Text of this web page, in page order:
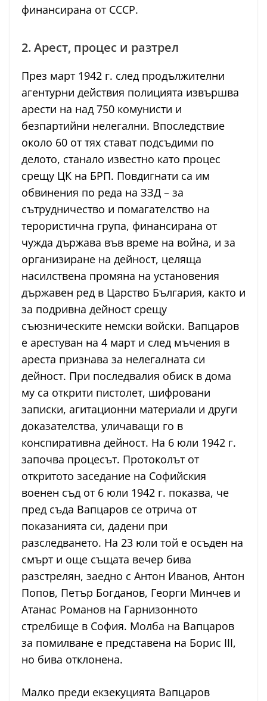
финансирана от СССР.
2. Арест, процес и разтрел
През март 1942 г. след продължителни
агентурни действия полицията извършва
арести на над 750 комунисти и
безпартийни нелегални. Впоследствие
около 60 от тях стават подсъдими по
делото, станало известно като процес
срещу ЦК на БРП. Повдигнати са им
обвинения по реда на ЗЗД – за
сътрудничество и помагателство на
терористична група, финансирана от
чужда държава във време на война, и за
организиране на дейност, целяща
насилствена промяна на установения
държавен ред в Царство България, както и
за подривна дейност срещу
съюзническите немски войски. Вапцаров
е арестуван на 4 март и след мъчения в
ареста признава за нелегалната си
дейност. При последвалия обиск в дома
му са открити пистолет, шифровани
записки, агитационни материали и други
доказателства, уличаващи го в
конспиративна дейност. На 6 юли 1942 г.
започва процесът. Протоколът от
откритото заседание на Софийския
военен съд от 6 юли 1942 г. показва, че
пред съда Вапцаров се отрича от
показанията си, дадени при
разследването. На 23 юли той е осъден на
смърт и още същата вечер бива
разстрелян, заедно с Антон Иванов, Антон
Попов, Петър Богданов, Георги Минчев и
Атанас Романов на Гарнизонното
стрелбище в София. Молба на Вапцаров
за помилване е представена на Борис III,
но бива отклонена.
Малко преди екзекуцията Вапцаров